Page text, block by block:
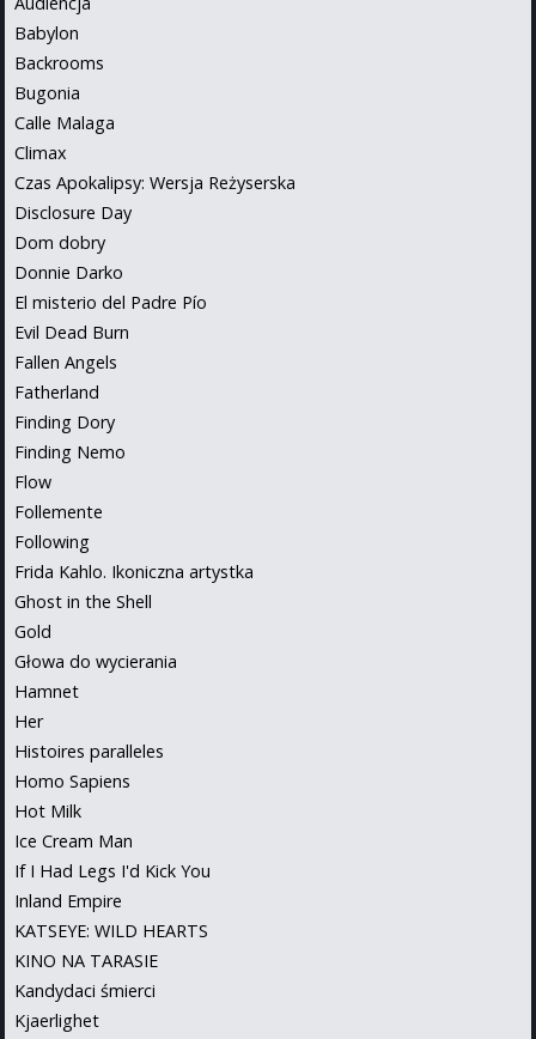
Babylon
Backrooms
Bugonia
Calle Malaga
Climax
Czas Apokalipsy: Wersja Reżyserska
Disclosure Day
Dom dobry
Donnie Darko
El misterio del Padre Pío
Evil Dead Burn
Fallen Angels
Fatherland
Finding Dory
Finding Nemo
Flow
Follemente
Following
Frida Kahlo. Ikoniczna artystka
Ghost in the Shell
Gold
Głowa do wycierania
Hamnet
Her
Histoires paralleles
Homo Sapiens
Hot Milk
Ice Cream Man
If I Had Legs I'd Kick You
Inland Empire
KATSEYE: WILD HEARTS
KINO NA TARASIE
Kandydaci śmierci
Kjaerlighet